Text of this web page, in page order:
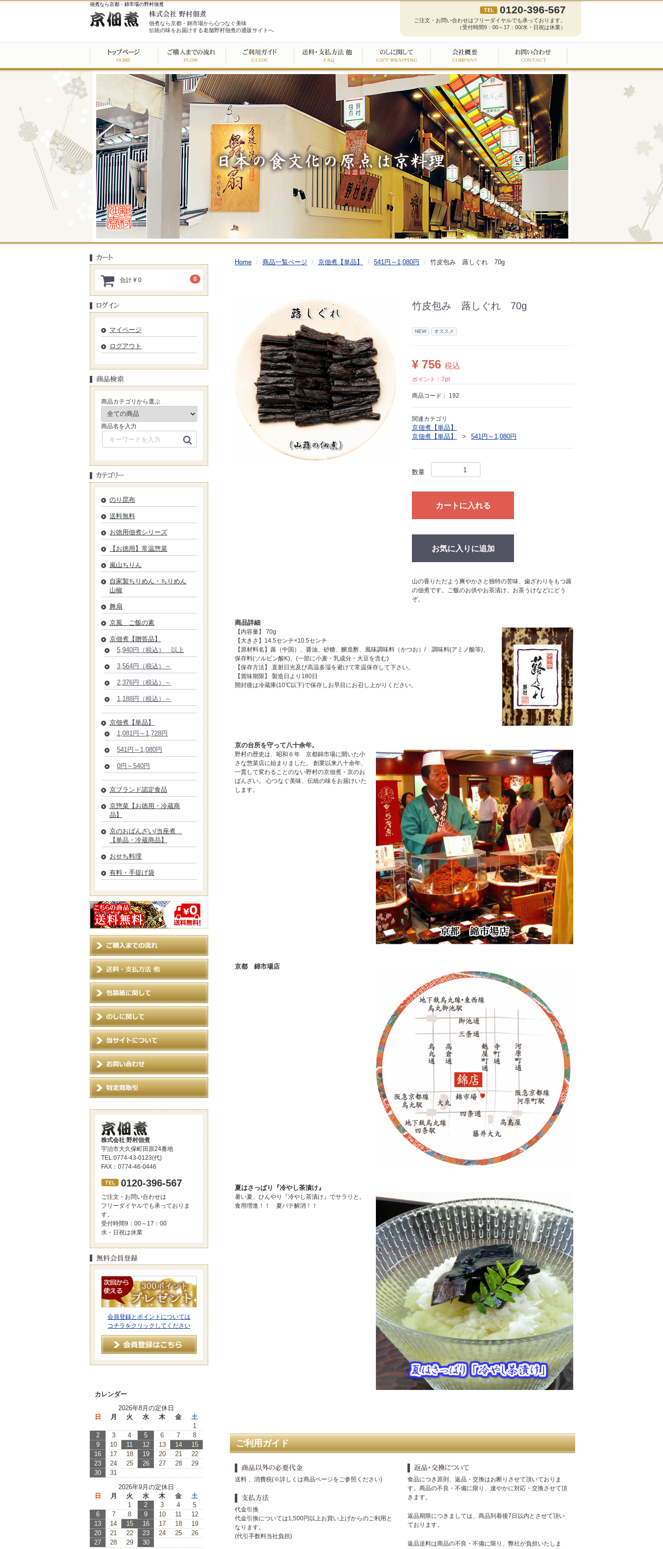
佃煮なら京都・錦市場の野村佃煮
佃煮なら京都・錦市場から心つなぐ美味
伝統の味をお届けする老舗野村佃煮の通販サイトへ
0120-396-567
ご注文・お問い合わせはフリーダイヤルでも承っております。
（受付時間9：00～17：00/水・日祝は休業）
0
合計 ¥ 0
マイページ
ログアウト
商品カテゴリから選ぶ
商品名を入力
のり昆布
送料無料
お徳用佃煮シリーズ
【お徳用】常温惣菜
嵐山ちりん
自家製ちりめん・ちりめん
山椒
舞扇
京風 ご飯の素
京佃煮【贈答品】
5,940円（税込） 以上
3,564円（税込）～
2,376円（税込）～
1,188円（税込）～
京佃煮【単品】
1,081円～1,728円
541円～1,080円
0円～540円
京ブランド認定食品
京惣菜【お徳用・冷蔵商
品】
京のおばんざい/当座煮
【単品・冷蔵商品】
おせち料理
有料・手提げ袋
株式会社 野村佃煮
宇治市大久保町田原24番地
TEL:0774-43-0123(代)
FAX：0774-46-0446
0120-396-567
ご注文・お問い合わせは
フリーダイヤルでも承っておりま
す。
受付時間9：00～17：00
水・日祝は休業
会員登録とポイントについては
コチラをクリックしてください
カレンダー
2026年8月の定休日
日
月 火 水 木 金
土
1
2
3 4 5 6 7
8
9
10 11 12 13 14
15
16
17 18 19 20 21
22
23
24 25 26 27 28
29
30
31
2026年9月の定休日
日
月 火 水 木 金
土
1
2 3 4
5
6
7 8 9 10 11
12
13
14 15 16 17 18
19
20
21 22 23 24 25
26
27
28 29 30
Home 商品一覧ページ 京佃煮【単品】 541円～1,080円 竹皮包み 蕗しぐれ 70g
竹皮包み 蕗しぐれ 70g
NEW オススメ
¥ 756 税込
ポイント： 7pt
商品コード： 192
関連カテゴリ
京佃煮【単品】
京佃煮【単品】
541円～1,080円
数量
カートに入れる
お気に入りに追加
山の香りただよう爽やかさと独特の苦味、歯ざわりをもつ蕗
の佃煮です。ご飯のお供やお茶漬け、お茶うけなどにどう
ぞ。
商品詳細
【内容量】 70g
【大きさ】14.5センチ×10.5センチ
【原材料名】蕗（中国）、醤油、砂糖、醸造酢、風味調味料（かつお）/ 調味料(アミノ酸等)、
保存料(ソルビン酸K)、(一部に小麦・乳成分・大豆を含む)
【保存方法】 直射日光及び高温多湿を避けて常温保存して下さい。
【賞味期限】 製造日より180日
開封後は冷蔵庫(10℃以下)で保存しお早目にお召し上がりください。
京の台所を守って八十余年。
野村の歴史は、昭和６年 京都錦市場に開いた小
さな惣菜店に始まりました。 創業以来八十余年、
一貫して変わることのない野村の京佃煮・京のお
ばんざい。 心つなぐ美味、伝統の味をお届けいた
します。
京都 錦市場店
夏はさっぱり『冷やし茶漬け』
暑い夏、ひんやり『冷やし茶漬け』でサラリと。
食用増進！！ 夏バテ解消！！
ご利用ガイド
送料 、消費税(※詳しくは商品ページをご参照ください)
代金引換
代金引換については1,500円以上お買い上げからのご利用と
なります。
(代引手数料当社負担)
食品につき原則、返品・交換はお断りさせて頂いておりま
す。商品の不良・不備に限り、速やかに対応・交換させて頂
きます。
返品期限につきましては、商品到着後7日以内とさせて頂い
ております。
返品送料は商品の不良・不備に限り、弊社が負担いたしま